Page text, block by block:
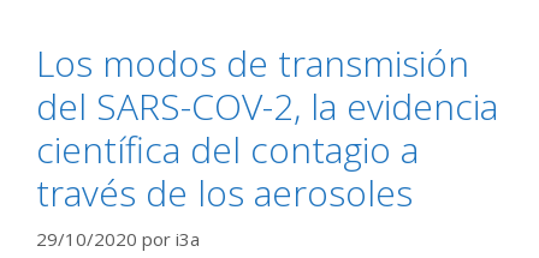
Los modos de transmisión
del SARS-COV-2, la evidencia
científica del contagio a
través de los aerosoles
29/10/2020 por i3a